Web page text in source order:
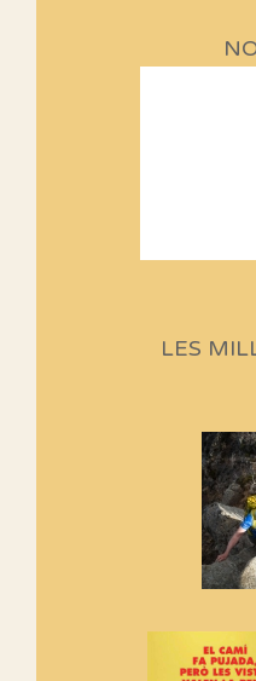
Si no podem
cosa hem de
Els
Manifest a
adhereix-te
LES